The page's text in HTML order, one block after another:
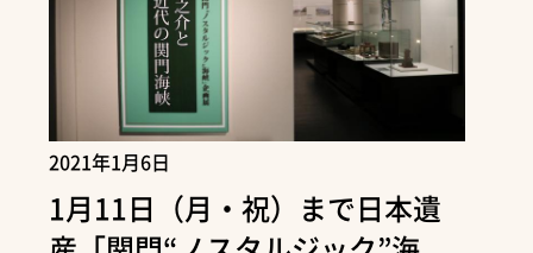
2021年1月6日
1月11日（月・祝）まで日本遺